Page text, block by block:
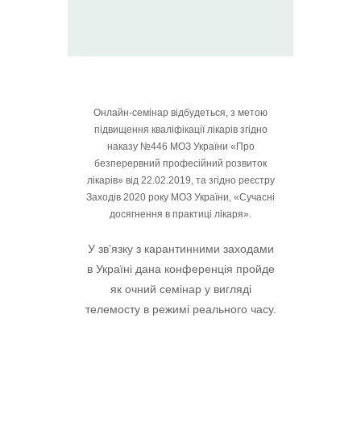
Онлайн-семінар відбудеться, з метою
підвищення кваліфікації лікарів згідно
наказу №446 МОЗ України «Про
безперервний професійний розвиток
лікарів» від 22.02.2019, та згідно реєстру
Заходів 2020 року МОЗ України, «Сучасні
досягнення в практиці лікаря».
У зв’язку з карантинними заходами
в Україні дана конференція пройде
як очний семінар у вигляді
телемосту в режимі реального часу.